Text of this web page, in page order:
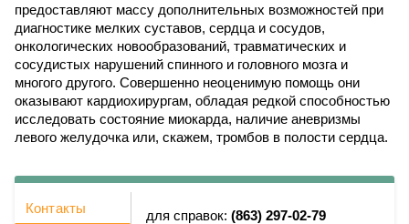
предоставляют массу дополнительных возможностей при
диагностике мелких суставов, сердца и сосудов,
онкологических новообразований, травматических и
сосудистых нарушений спинного и головного мозга и
многого другого. Совершенно неоценимую помощь они
оказывают кардиохирургам, обладая редкой способностью
исследовать состояние миокарда, наличие аневризмы
левого желудочка или, скажем, тромбов в полости сердца.
Контакты для справок: (863) 297-02-79